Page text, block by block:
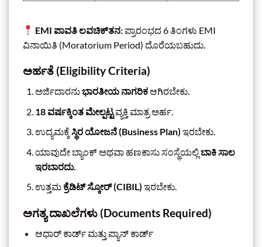
EMI ಪಾವತಿ ಲವಚಿಕ್‌ತನ:ಪ್ರಾರಂಭದ 6 ತಿಂಗಳು EMI
ವಿನಾಯಿತಿ (Moratorium Period) ದೊರೆಯಬಹುದು.
ಅರ್ಹತೆ (Eligibility Criteria)
ಅರ್ಜಿದಾರನುಭಾರತೀಯ ನಾಗರಿಕಆಗಿರಬೇಕು.
18 ವರ್ಷಕ್ಕಿಂತ ಮೇಲ್ಪಟ್ಟವ್ಯಕ್ತಿ ಮಾತ್ರ ಅರ್ಹ.
ಉದ್ಯಮಕ್ಕೆ ಸ್ಥಿರ ಯೋಜನೆ (Business Plan) ಇರಬೇಕು.
ಯಾವುದೇ ಬ್ಯಾಂಕ್ ಅಥವಾ ಹಣಕಾಸು ಸಂಸ್ಥೆಯಲ್ಲಿಬಾಕಿ ಸಾಲ
ಇರಬಾರದು.
ಉತ್ತಮ ಕ್ರೆಡಿಟ್ ಸ್ಕೋರ್ (CIBIL) ಇರಬೇಕು.
ಅಗತ್ಯ ದಾಖಲೆಗಳು (Documents Required)
ಆಧಾರ್ ಕಾರ್ಡ್ ಮತ್ತು ಪ್ಯಾನ್ ಕಾರ್ಡ್